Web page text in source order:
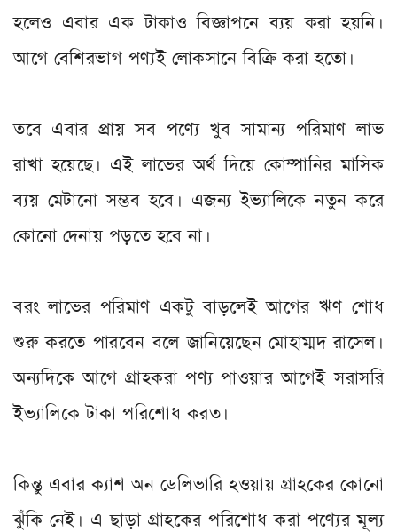
হলেও এবার এক টাকাও বিজ্ঞাপনে ব্যয় করা হয়নি।
আগে বেশিরভাগ পণ্যই লোকসানে বিক্রি করা হতো।
তবে এবার প্রায় সব পণ্যে খুব সামান্য পরিমাণ লাভ
রাখা হয়েছে। এই লাভের অর্থ দিয়ে কোম্পানির মাসিক
ব্যয় মেটানো সম্ভব হবে। এজন্য ইভ্যালিকে নতুন করে
কোনো দেনায় পড়তে হবে না।
বরং লাভের পরিমাণ একটু বাড়লেই আগের ঋণ শোধ
শুরু করতে পারবেন বলে জানিয়েছেন মোহাম্মদ রাসেল।
অন্যদিকে আগে গ্রাহকরা পণ্য পাওয়ার আগেই সরাসরি
ইভ্যালিকে টাকা পরিশোধ করত।
কিন্তু এবার ক্যাশ অন ডেলিভারি হওয়ায় গ্রাহকের কোনো
ঝুঁকি নেই। এ ছাড়া গ্রাহকের পরিশোধ করা পণ্যের মূল্য